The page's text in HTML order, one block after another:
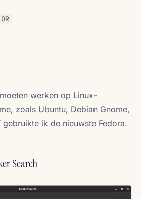
OR
werken op Linux-
zoals Ubuntu, Debian Gnome,
ik de nieuwste Fedora.
Search